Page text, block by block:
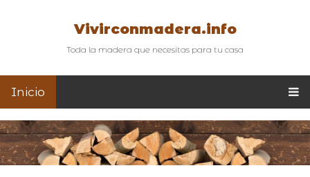
Vivirconmadera.info
Toda la madera que necesitas para tu casa
Inicio